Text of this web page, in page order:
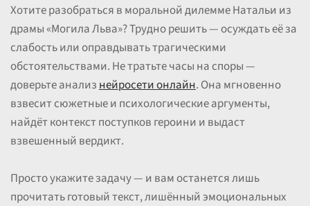
Хотите разобраться в моральной дилемме Натальи из
драмы «Могила Льва»? Трудно решить — осуждать её за
слабость или оправдывать трагическими
обстоятельствами. Не тратьте часы на споры —
доверьте анализнейросети онлайн. Она мгновенно
взвесит сюжетные и психологические аргументы,
найдёт контекст поступков героини и выдаст
взвешенный вердикт.
Просто укажите задачу — и вам останется лишь
прочитать готовый текст, лишённый эмоциональных